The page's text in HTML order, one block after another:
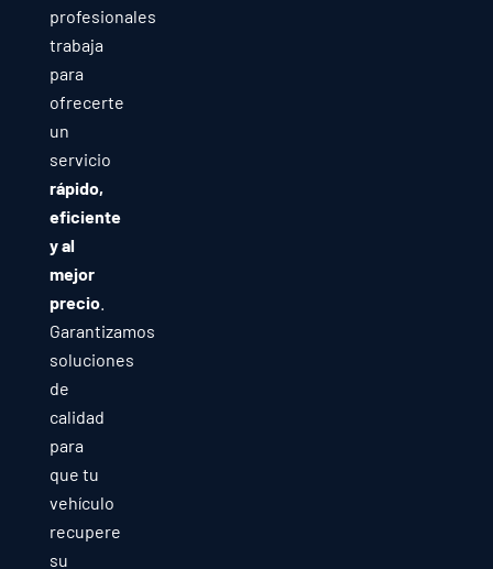
profesionales
trabaja
para
ofrecerte
un
servicio
rápido,
eficiente
y al
mejor
precio.
Garantizamos
soluciones
de
calidad
para
que tu
vehículo
recupere
su